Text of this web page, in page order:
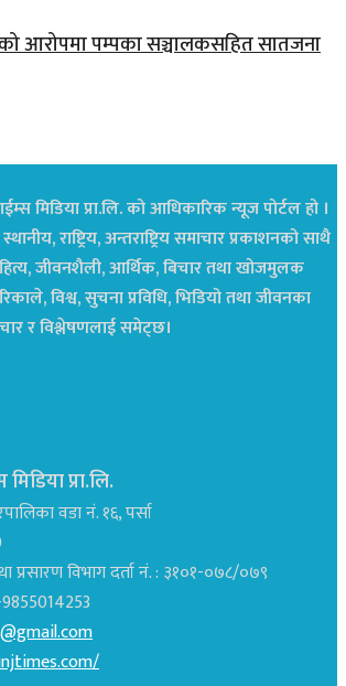
आरोपमा पम्पका सञ्चालकसहित सातजना
मिडिया प्रा.लि. को आधिकारिक न्यूज पोर्टल हो ।
राष्ट्रिय, अन्तराष्ट्रिय समाचार प्रकाशनको साथै
जीवनशैली, आर्थिक, बिचार तथा खोजमुलक
विश्व, सुचना प्रविधि, भिडियो तथा जीवनका
र विश्लेषणलाई समेट्छ।
प्रा.लि.
वडा नं. १६, पर्सा
प्रसारण विभाग दर्ता नं. : ३१०१-०७८/०७९